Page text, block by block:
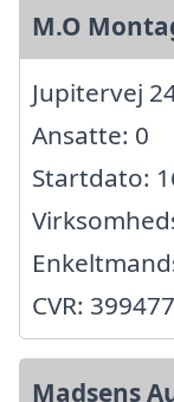
M.O
Jupitervej
Ansatte: 0
Startdato:
CVR:
Madsens